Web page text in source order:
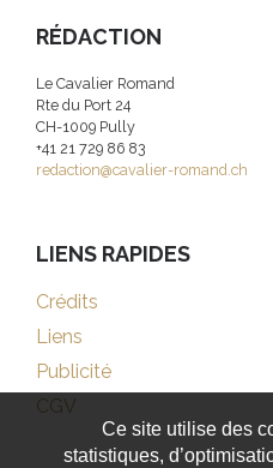
RÉDACTION
Le Cavalier Romand
Rte du Port 24
CH-1009 Pully
+41 21 729 86 83
redaction@cavalier-romand.ch
LIENS RAPIDES
Crédits
Liens
Publicité
CGV
Ce site utilise des
statistiques,